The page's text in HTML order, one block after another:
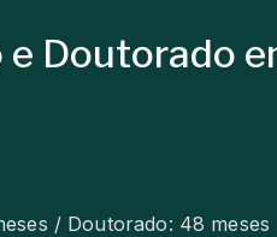
Doutorado
/ Doutorado: 48 meses